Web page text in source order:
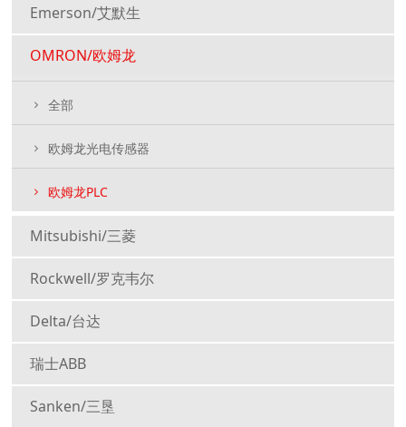
Emerson/艾默生
OMRON/欧姆龙
全部
欧姆龙光电传感器
欧姆龙PLC
Mitsubishi/三菱
Rockwell/罗克韦尔
Delta/台达
瑞士ABB
Sanken/三垦